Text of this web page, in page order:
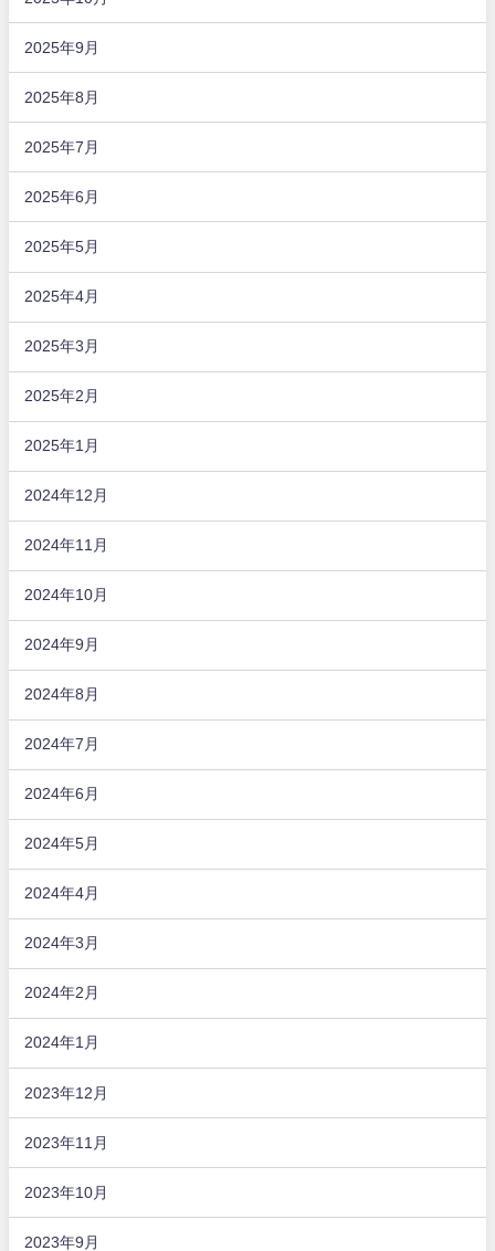
2025年9月
2025年8月
2025年7月
2025年6月
2025年5月
2025年4月
2025年3月
2025年2月
2025年1月
2024年12月
2024年11月
2024年10月
2024年9月
2024年8月
2024年7月
2024年6月
2024年5月
2024年4月
2024年3月
2024年2月
2024年1月
2023年12月
2023年11月
2023年10月
2023年9月